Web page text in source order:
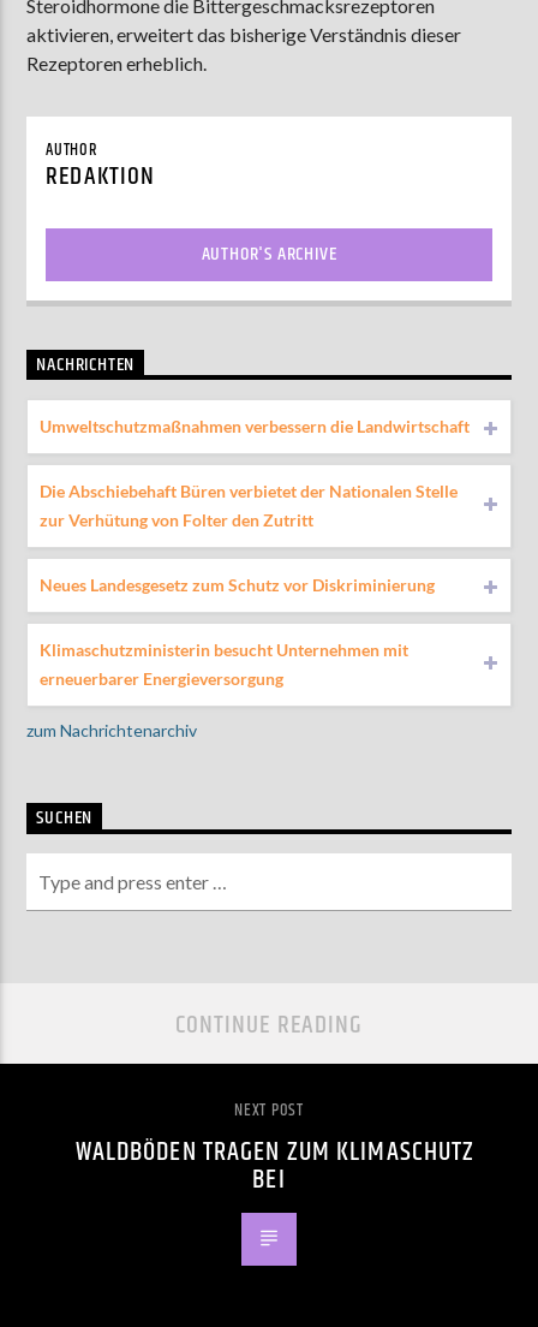
Steroidhormone die Bittergeschmacksrezeptoren
aktivieren, erweitert das bisherige Verständnis dieser
Rezeptoren erheblich.
AUTHOR
REDAKTION
AUTHOR'S ARCHIVE
NACHRICHTEN
Umweltschutzmaßnahmen verbessern die Landwirtschaft
Die Abschiebehaft Büren verbietet der Nationalen Stelle
zur Verhütung von Folter den Zutritt
Neues Landesgesetz zum Schutz vor Diskriminierung
Klimaschutzministerin besucht Unternehmen mit
erneuerbarer Energieversorgung
zum Nachrichtenarchiv
SUCHEN
CONTINUE READING
NEXT POST
WALDBÖDEN TRAGEN ZUM KLIMASCHUTZ
BEI